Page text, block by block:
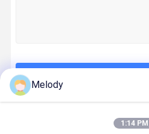
Bộ phận thủy lực máy xúc
Vít ngắt thủy lực
Danh Mục Của Chúng Tôi
Melody
1:14 PM